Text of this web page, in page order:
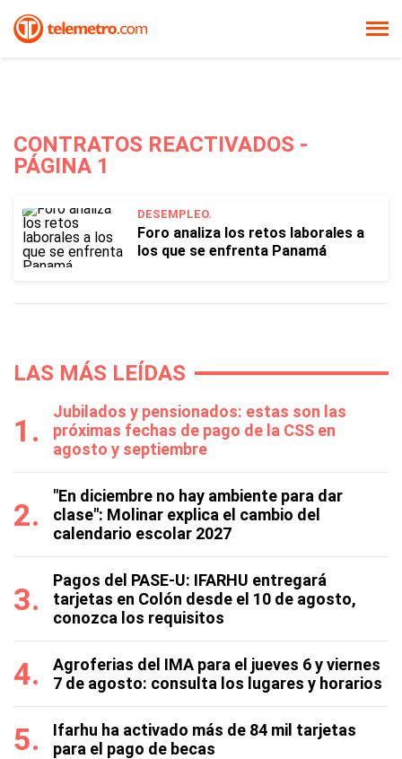
CONTRATOS REACTIVADOS -
PÁGINA 1
DESEMPLEO.
Foro analiza los retos laborales a
los que se enfrenta Panamá
LAS MÁS LEÍDAS
Jubilados y pensionados: estas son las
próximas fechas de pago de la CSS en
agosto y septiembre
"En diciembre no hay ambiente para dar
clase": Molinar explica el cambio del
calendario escolar 2027
Pagos del PASE-U: IFARHU entregará
tarjetas en Colón desde el 10 de agosto,
conozca los requisitos
Agroferias del IMA para el jueves 6 y viernes
7 de agosto: consulta los lugares y horarios
Ifarhu ha activado más de 84 mil tarjetas
para el pago de becas